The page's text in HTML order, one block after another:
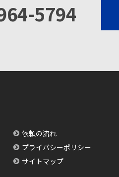
5794
依頼の流れ
プライバシーポリシー
サイトマップ